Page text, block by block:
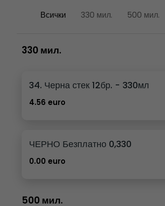
Всички 330 мил. 500 мил.
330 мил.
34. Черна стек 12бр. - 330мл
4.56 euro
ЧЕРНО Безплатно 0,330
0.00 euro
500 мил.